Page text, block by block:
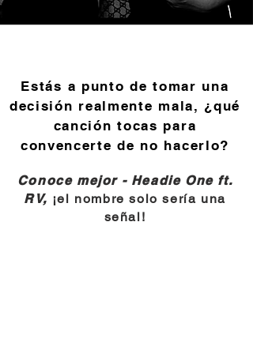
Estás a punto de tomar una
decisión realmente mala, ¿qué
canción tocas para
convencerte de no hacerlo?
Conoce mejor - Headie One ft.
RV, ¡el nombre solo sería una
señal!